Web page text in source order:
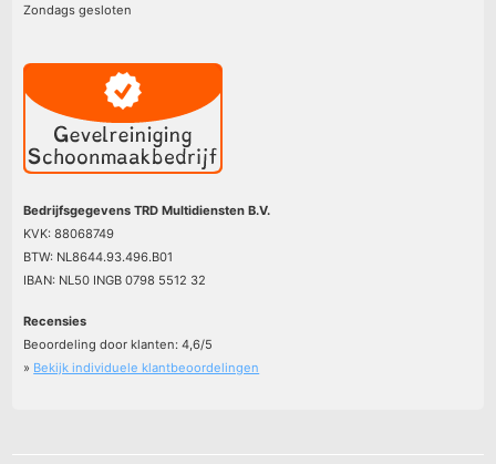
Zondags gesloten
Bedrijfsgegevens TRD Multidiensten B.V.
KVK: 88068749
BTW: NL8644.93.496.B01
IBAN: NL50 INGB 0798 5512 32
Recensies
Beoordeling door klanten:4,6/5
» Bekijk individuele klantbeoordelingen